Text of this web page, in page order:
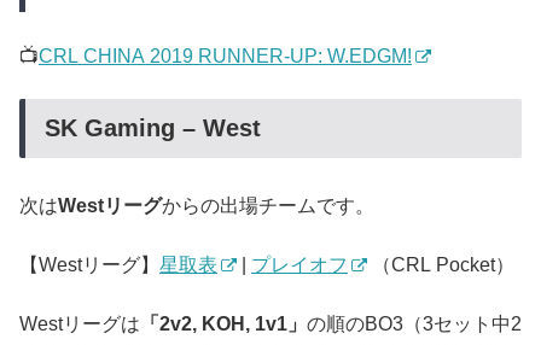
📺CRL CHINA 2019 RUNNER-UP: W.EDGM!
SK Gaming – West
次はWestリーグからの出場チームです。
【Westリーグ】 星取表 プレイオフ （CRL Pocket）
Westリーグは 「2v2, KOH, 1v1」 の順のBO3（3セット中2